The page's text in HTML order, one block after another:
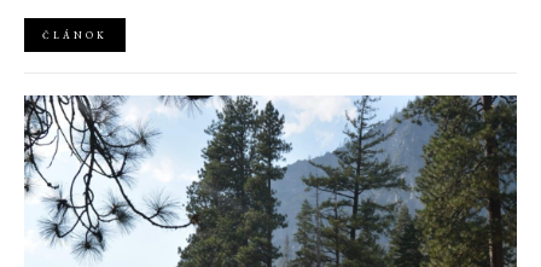
podobu ženskosti.
ČLÁNOK